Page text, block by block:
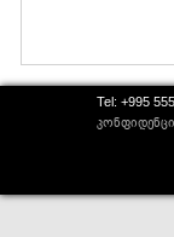
Tel: +995